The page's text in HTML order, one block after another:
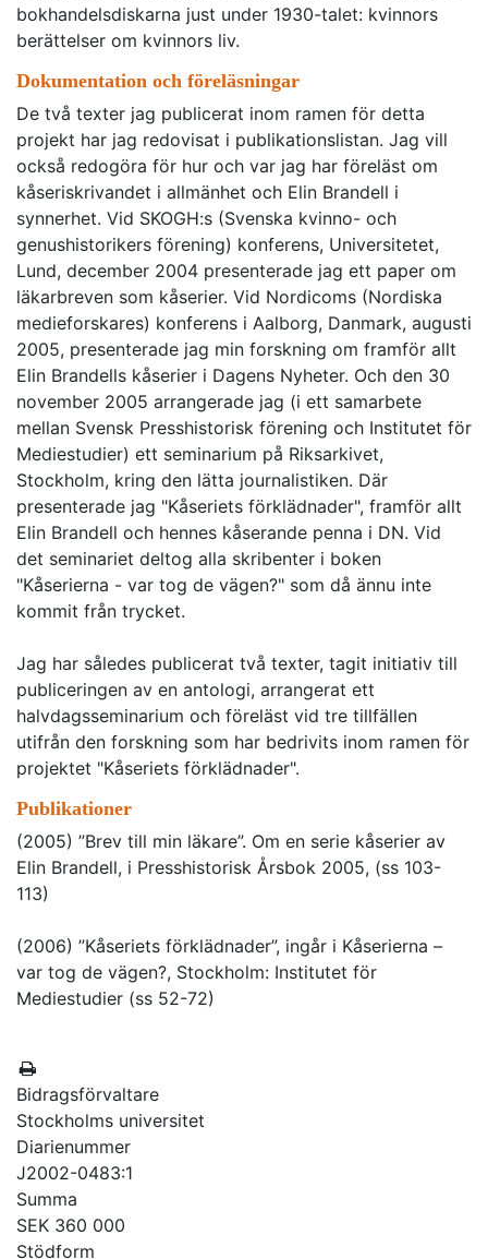
bokhandelsdiskarna just under 1930-talet: kvinnors
berättelser om kvinnors liv.
Dokumentation och föreläsningar
De två texter jag publicerat inom ramen för detta
projekt har jag redovisat i publikationslistan. Jag vill
också redogöra för hur och var jag har föreläst om
kåseriskrivandet i allmänhet och Elin Brandell i
synnerhet. Vid SKOGH:s (Svenska kvinno- och
genushistorikers förening) konferens, Universitetet,
Lund, december 2004 presenterade jag ett paper om
läkarbreven som kåserier. Vid Nordicoms (Nordiska
medieforskares) konferens i Aalborg, Danmark, augusti
2005, presenterade jag min forskning om framför allt
Elin Brandells kåserier i Dagens Nyheter. Och den 30
november 2005 arrangerade jag (i ett samarbete
mellan Svensk Presshistorisk förening och Institutet för
Mediestudier) ett seminarium på Riksarkivet,
Stockholm, kring den lätta journalistiken. Där
presenterade jag "Kåseriets förklädnader", framför allt
Elin Brandell och hennes kåserande penna i DN. Vid
det seminariet deltog alla skribenter i boken
"Kåserierna - var tog de vägen?" som då ännu inte
kommit från trycket.
Jag har således publicerat två texter, tagit initiativ till
publiceringen av en antologi, arrangerat ett
halvdagsseminarium och föreläst vid tre tillfällen
utifrån den forskning som har bedrivits inom ramen för
projektet "Kåseriets förklädnader".
Publikationer
(2005) ”Brev till min läkare”. Om en serie kåserier av
Elin Brandell, i Presshistorisk Årsbok 2005, (ss 103-
113)
(2006) ”Kåseriets förklädnader”, ingår i Kåserierna –
var tog de vägen?, Stockholm: Institutet för
Mediestudier (ss 52-72)
Bidragsförvaltare
Stockholms universitet
Diarienummer
J2002-0483:1
Summa
SEK 360 000
Stödform